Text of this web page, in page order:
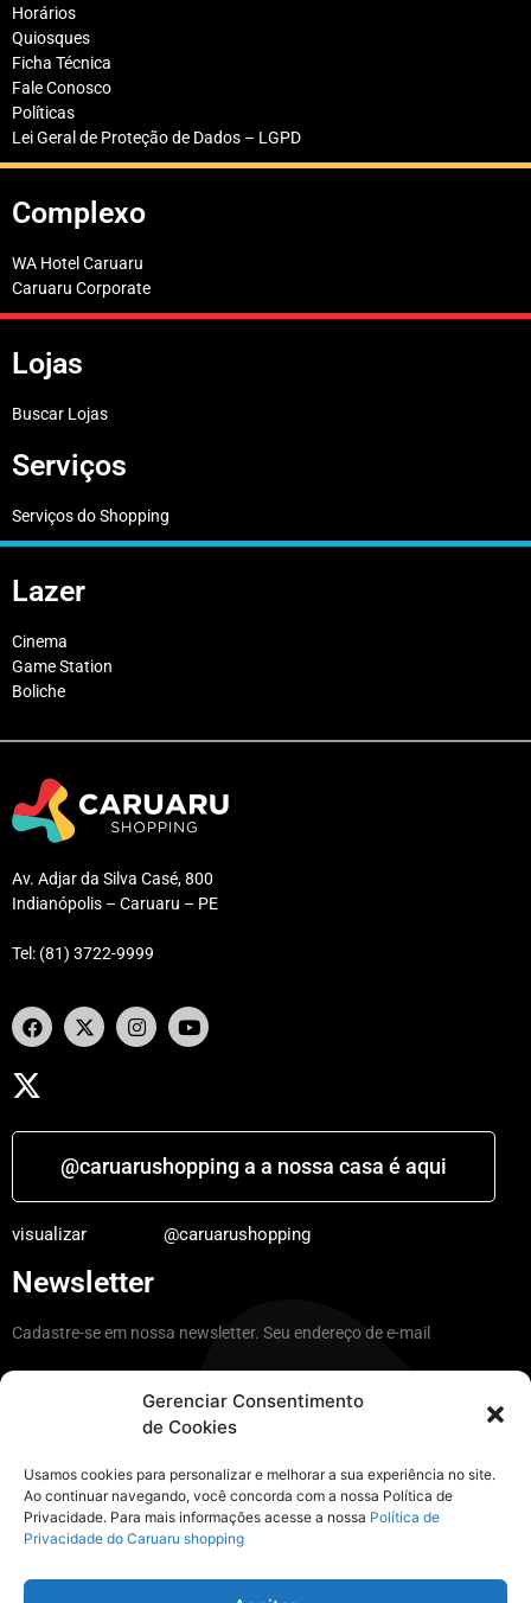
Gerenciar Consentimento
de Cookies
Usamos cookies para personalizar e melhorar a sua experiência no site.
Ao continuar navegando, você concorda com a nossa Política de
Privacidade. Para mais informações acesse a nossa Política de
Privacidade do Caruaru shopping
Horários
Quiosques
Ficha Técnica
Fale Conosco
Políticas
Lei Geral de Proteção de Dados – LGPD
Complexo
WA Hotel Caruaru
Caruaru Corporate
Lojas
Buscar Lojas
Serviços
Serviços do Shopping
Lazer
Cinema
Game Station
Boliche
Av. Adjar da Silva Casé, 800
Indianópolis – Caruaru – PE
Tel: (81) 3722-9999
@caruarushopping a a nossa casa é aqui
visualizar @caruarushopping
Newsletter
Cadastre-se em nossa newsletter. Seu endereço de e-mail
Ficar por dentro
Instagram